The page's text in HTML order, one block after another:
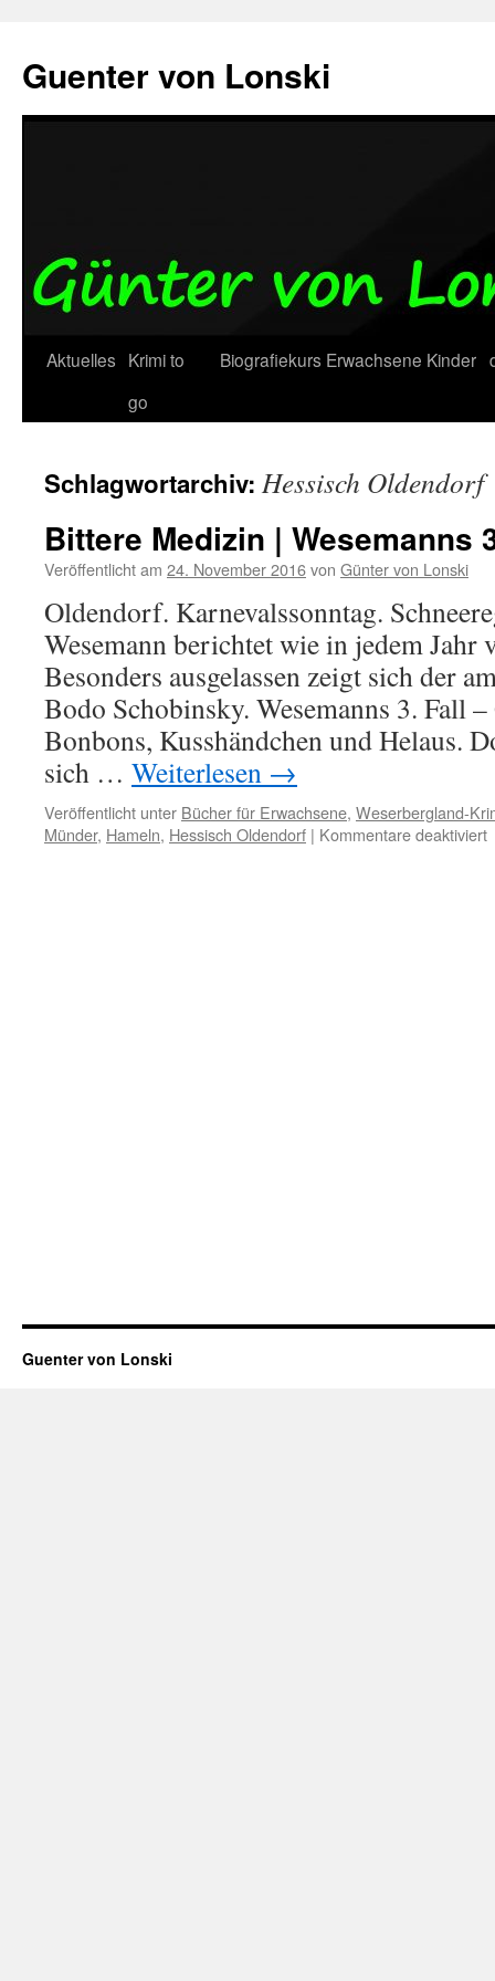
springen
Guenter von Lonski
Aktuelles Krimi to
go
Biografiekurs Erwachsene Kinder
Schlagwortarchiv: Hessisch Oldendorf
Bittere Medizin | Wesemanns
Veröffentlicht am 24. November 2016von Günter von Lonski
Oldendorf. Karnevalssonntag.
Wesemann berichtet wie in jedem Jahr
Besonders ausgelassen zeigt sich der
Bodo Schobinsky. Wesemanns 3. Fall
Bonbons, Kusshändchen und Helaus.
sich … Weiterlesen →
Veröffentlicht unter Bücher für Erwachsene, Weserbergland-
Münder, Hameln, Hessisch Oldendorf | Kommentare deaktiviert
Guenter von Lonski